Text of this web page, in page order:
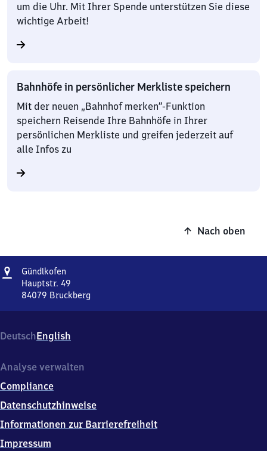
um die Uhr. Mit Ihrer Spende unterstützen Sie diese
wichtige Arbeit!
Bahnhöfe in persönlicher Merkliste speichern
Mit der neuen „Bahnhof merken“-Funktion
speichern Reisende Ihre Bahnhöfe in Ihrer
persönlichen Merkliste und greifen jederzeit auf
alle Infos zu
Nach oben
Adresse
Gündlkofen
Hauptstr. 49
84079 Bruckberg
49,
8
0
9
Bruckberg
DeutschEnglish
Analyse verwalten
Compliance
Datenschutzhinweise
Informationen zur Barrierefreiheit
Impressum